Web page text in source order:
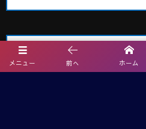
メニュー 前へ ホーム